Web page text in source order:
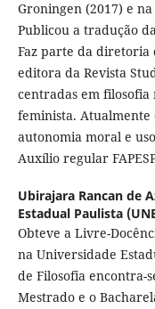
Groningen (2017) e
Publicou a tradução
Faz parte da diretoria
editora da Revista
centradas em
feminista. Atualmente
autonomia moral e
Auxílio regular
Ubirajara Rancan de
Estadual Paulista
Obteve a Livre-
na Universidade
de Filosofia encontra-
Mestrado e o